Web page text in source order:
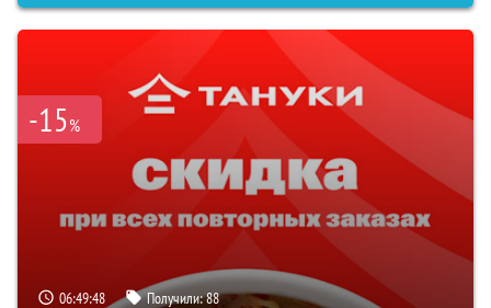
-15%
06:49:47 Получили:88